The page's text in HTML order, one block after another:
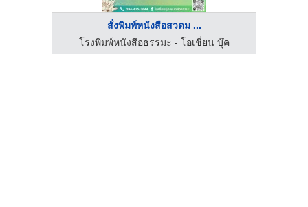
สั่งพิมพ์หนังสือสวดม ...
โรงพิมพ์หนังสือธรรมะ - โอเชี่ยน บุ๊ค